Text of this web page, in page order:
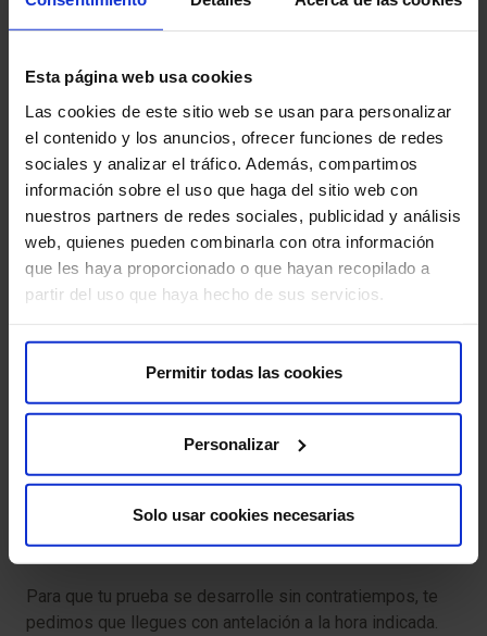
Esta página web usa cookies
Las cookies de este sitio web se usan para personalizar
el contenido y los anuncios, ofrecer funciones de redes
sociales y analizar el tráfico. Además, compartimos
información sobre el uso que haga del sitio web con
nuestros partners de redes sociales, publicidad y análisis
web, quienes pueden combinarla con otra información
que les haya proporcionado o que hayan recopilado a
partir del uso que haya hecho de sus servicios.
Permitir todas las cookies
Personalizar
Solo usar cookies necesarias
embarazada o amamantando, informa a tu médico.
¿Tiene algún riesgo?
El DAT Scan (SPECT) es generalmente seguro, pero
como cualquier procedimiento médico que involucra
radiación, tiene algunos riesgos mínimos a considerar:
Exposición a radiación:la exposición a la radiación
es baja y se considera segura. Tu médico evaluará si
los beneficios superan los riesgos.
Reacciones alérgicas:en raras ocasiones, pueden
ocurrir reacciones alérgicas al radiofármaco.
Molestias en el sitio de inyección:puedes
experimentar molestias en el sitio de la inyección.
Para que tu prueba se desarrolle sin contratiempos, te
pedimos que llegues con antelación a la hora indicada.